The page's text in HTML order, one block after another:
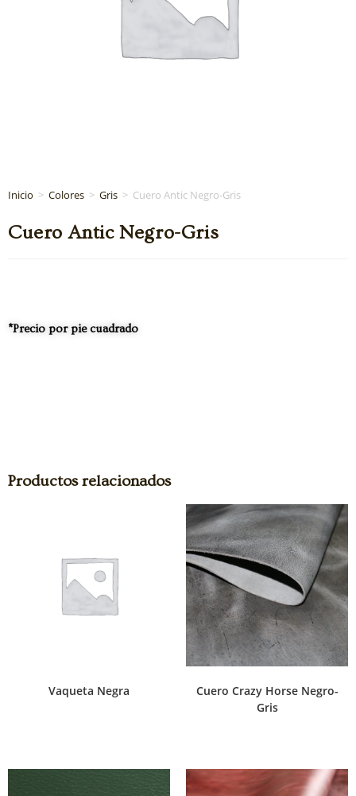
Inicio > Colores > Gris > Cuero Antic Negro-Gris
Cuero Antic Negro-Gris
*Precio por pie cuadrado
Productos relacionados
Vaqueta Negra
Cuero Crazy Horse Negro-
Gris